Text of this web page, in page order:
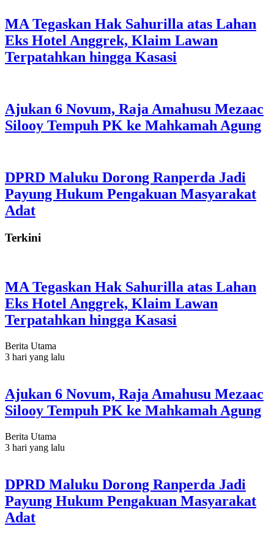
MA Tegaskan Hak Sahurilla atas Lahan
Eks Hotel Anggrek, Klaim Lawan
Terpatahkan hingga Kasasi
Ajukan 6 Novum, Raja Amahusu Mezaac
Silooy Tempuh PK ke Mahkamah Agung
DPRD Maluku Dorong Ranperda Jadi
Payung Hukum Pengakuan Masyarakat
Adat
Terkini
MA Tegaskan Hak Sahurilla atas Lahan
Eks Hotel Anggrek, Klaim Lawan
Terpatahkan hingga Kasasi
Berita Utama
3 hari yang lalu
Ajukan 6 Novum, Raja Amahusu Mezaac
Silooy Tempuh PK ke Mahkamah Agung
Berita Utama
3 hari yang lalu
DPRD Maluku Dorong Ranperda Jadi
Payung Hukum Pengakuan Masyarakat
Adat